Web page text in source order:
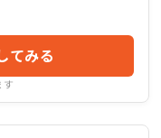
てみる
す